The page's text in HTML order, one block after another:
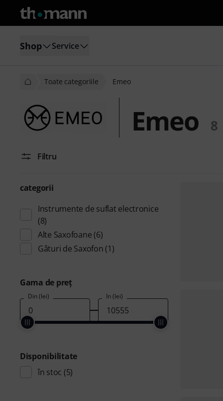
Shop Service
Toate categoriile Emeo
Emeo 8
Filtru
categorii
Instrumente de suflat electronice
(8)
Alte Saxofoane (6)
Gâturi de Saxofon (1)
Gama de preţ
Din (lei) În (lei)
Disponibilitate
în stoc (5)